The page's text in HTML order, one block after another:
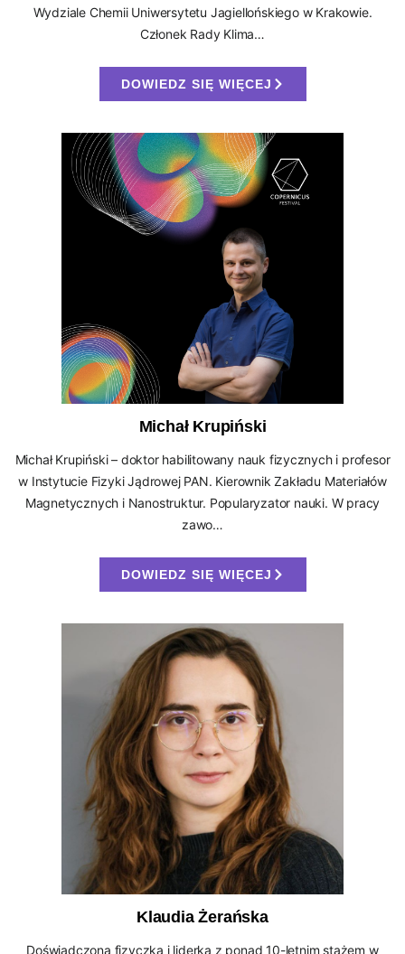
Wydziale Chemii Uniwersytetu Jagiellońskiego w Krakowie.
Członek Rady Klima…
DOWIEDZ SIĘ WIĘCEJ
Michał Krupiński
Michał Krupiński – doktor habilitowany nauk fizycznych i profesor
w Instytucie Fizyki Jądrowej PAN. Kierownik Zakładu Materiałów
Magnetycznych i Nanostruktur. Popularyzator nauki. W pracy
zawo…
DOWIEDZ SIĘ WIĘCEJ
Klaudia Żerańska
Doświadczona fizyczka i liderka z ponad 10-letnim stażem w